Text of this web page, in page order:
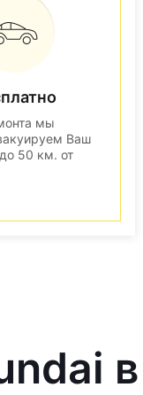
мы
Ваш
50 км. от